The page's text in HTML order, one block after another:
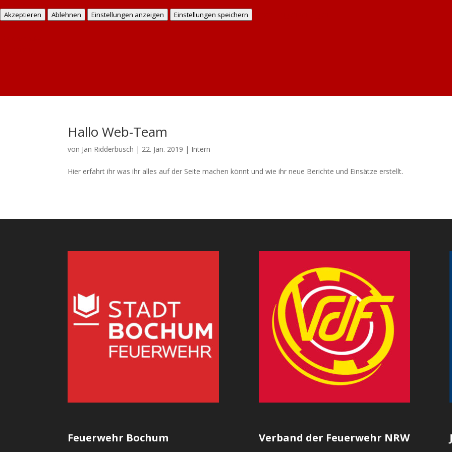
Akzeptieren Ablehnen Einstellungen anzeigen Einstellungen speichern
Hallo Web-Team
von Jan Ridderbusch | 22. Jan. 2019 | Intern
Hier erfahrt ihr was ihr alles auf der Seite machen könnt und wie ihr neue Berichte und Einsätze erstellt.
Feuerwehr Bochum Verband der Feuerwehr NRW